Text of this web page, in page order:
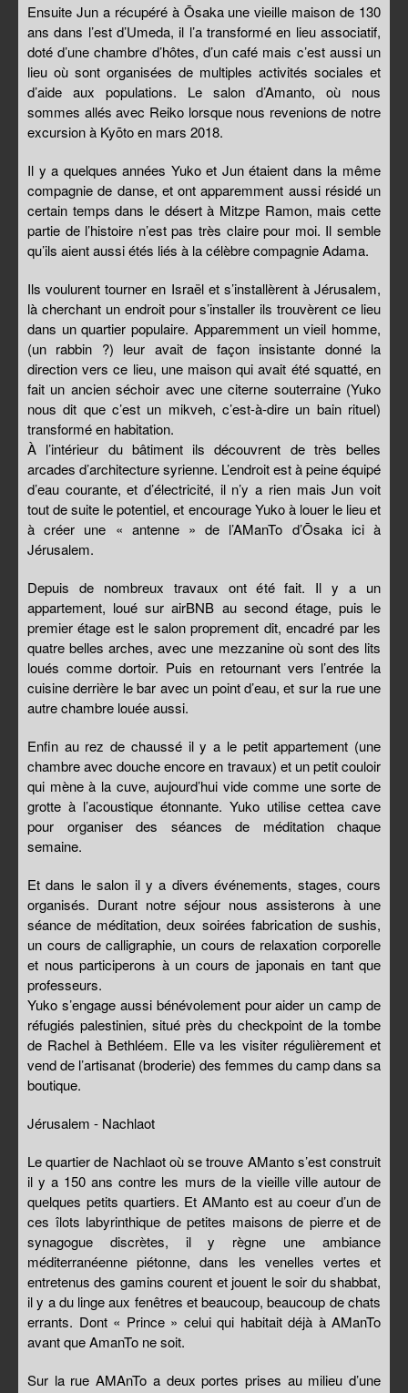
Ensuite Jun a récupéré à Ōsaka une vieille maison de 130
ans dans l’est d’Umeda, il l’a transformé en lieu associatif,
doté d’une chambre d’hôtes, d’un café mais c’est aussi un
lieu où sont organisées de multiples activités sociales et
d’aide aux populations. Le salon d’Amanto, où nous
sommes allés avec Reiko lorsque nous revenions de notre
excursion à Kyōto en mars 2018.
Il y a quelques années Yuko et Jun étaient dans la même
compagnie de danse, et ont apparemment aussi résidé un
certain temps dans le désert à Mitzpe Ramon, mais cette
partie de l’histoire n’est pas très claire pour moi. Il semble
qu’ils aient aussi étés liés à la célèbre compagnie Adama.
Ils voulurent tourner en Israël et s’installèrent à Jérusalem,
là cherchant un endroit pour s’installer ils trouvèrent ce lieu
dans un quartier populaire. Apparemment un vieil homme,
(un rabbin ?) leur avait de façon insistante donné la
direction vers ce lieu, une maison qui avait été squatté, en
fait un ancien séchoir avec une citerne souterraine (Yuko
nous dit que c’est un mikveh, c’est-à-dire un bain rituel)
transformé en habitation.
À l’intérieur du bâtiment ils découvrent de très belles
arcades d’architecture syrienne. L’endroit est à peine équipé
d’eau courante, et d’électricité, il n’y a rien mais Jun voit
tout de suite le potentiel, et encourage Yuko à louer le lieu et
à créer une « antenne » de l’AManTo d’Ōsaka ici à
Jérusalem.
Depuis de nombreux travaux ont été fait. Il y a un
appartement, loué sur airBNB au second étage, puis le
premier étage est le salon proprement dit, encadré par les
quatre belles arches, avec une mezzanine où sont des lits
loués comme dortoir. Puis en retournant vers l’entrée la
cuisine derrière le bar avec un point d’eau, et sur la rue une
autre chambre louée aussi.
Enfin au rez de chaussé il y a le petit appartement (une
chambre avec douche encore en travaux) et un petit couloir
qui mène à la cuve, aujourd’hui vide comme une sorte de
grotte à l’acoustique étonnante. Yuko utilise cettea cave
pour organiser des séances de méditation chaque
semaine.
Et dans le salon il y a divers événements, stages, cours
organisés. Durant notre séjour nous assisterons à une
séance de méditation, deux soirées fabrication de sushis,
un cours de calligraphie, un cours de relaxation corporelle
et nous participerons à un cours de japonais en tant que
professeurs.
Yuko s’engage aussi bénévolement pour aider un camp de
réfugiés palestinien, situé près du checkpoint de la tombe
de Rachel à Bethléem. Elle va les visiter régulièrement et
vend de l’artisanat (broderie) des femmes du camp dans sa
boutique.
Jérusalem - Nachlaot
Le quartier de Nachlaot où se trouve AManto s’est construit
il y a 150 ans contre les murs de la vieille ville autour de
quelques petits quartiers. Et AManto est au coeur d’un de
ces îlots labyrinthique de petites maisons de pierre et de
synagogue discrètes, il y règne une ambiance
méditerranéenne piétonne, dans les venelles vertes et
entretenus des gamins courent et jouent le soir du shabbat,
il y a du linge aux fenêtres et beaucoup, beaucoup de chats
errants. Dont « Prince » celui qui habitait déjà à AManTo
avant que AmanTo ne soit.
Sur la rue AMAnTo a deux portes prises au milieu d’une